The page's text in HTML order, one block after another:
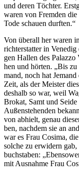
und de­ren Töch­ter.
wa­ren von Frem­den
Tode schau­en durften.“
Von über­all her wa­ren
richt­erstat­ter in
gen Hal­len des
hen und hör­ten. „Bis
mand, noch hat
Zeit, als der Meis­ter
des­halb so war, weil
Bro­kat, Samt und
Au­ßen­ste­hen­den
von ab­hielt, ge­nau
ben, nach­dem sie an
war es Frau Co­si­ma,
sol­che zu er­wi­dern
buch­sta­ben:
mit Aus­nah­me Frau